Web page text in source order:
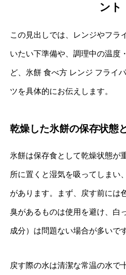
ント
この見出しでは、レンジやフラ
いたい下準備や、調理中の温度
ど、氷餅 食べ方 レンジ フライ
ツを具体的にお伝えします。
乾燥した氷餅の保存状態
氷餅は保存食として乾燥状態が
所に置くと湿気を吸ってしまい
があります。まず、戻す前には
臭があるものは使用を避け、白
成分）は問題ない場合が多いです
戻す際の水は清潔な常温の水で